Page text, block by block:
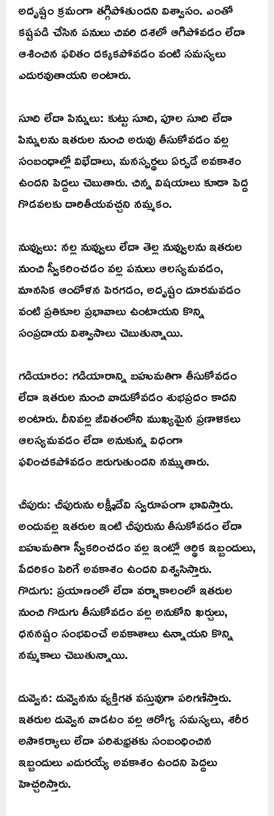
అదృష్టం క్రమంగా తగ్గిపోతుందని విశ్వాసం. ఎంతో
కష్టపడి చేసిన పనులు చివరి దశలో ఆగిపోవడం లేదా
ఆశించిన ఫలితం దక్కకపోవడం వంటి సమస్యలు
ఎదురవుతాయని అంటారు.
సూది లేదా పిన్నులు: కుట్టు సూది, పూల సూది లేదా
పిన్నులను ఇతరుల నుంచి అరువు తీసుకోవడం వల్ల
సంబంధాల్లో విభేదాలు, మనస్పర్థలు ఏర్పడే అవకాశం
ఉందని పెద్దలు చెబుతారు. చిన్న విషయాలు కూడా పెద్ద
గొడవలకు దారితీయవచ్చని నమ్మకం.
నువ్వులు: నల్ల నువ్వులు లేదా తెల్ల నువ్వులను ఇతరుల
నుంచి స్వీకరించడం వల్ల పనులు ఆలస్యమవడం,
మానసిక ఆందోళన పెరగడం, అదృష్టం దూరమవడం
వంటి ప్రతికూల ప్రభావాలు ఉంటాయని కొన్ని
సంప్రదాయ విశ్వాసాలు చెబుతున్నాయి.
గడియారం: గడియారాన్ని బహుమతిగా తీసుకోవడం
లేదా ఇతరుల నుంచి వాడుకోవడం శుభప్రదం కాదని
అంటారు. దీనివల్ల జీవితంలోని ముఖ్యమైన ప్రణాళికలు
ఆలస్యమవడం లేదా అనుకున్న విధంగా
ఫలించకపోవడం జరుగుతుందని నమ్ముతారు.
చీపురు: చీపురును లక్ష్మీదేవి స్వరూపంగా భావిస్తారు.
అందువల్ల ఇతరుల ఇంటి చీపురును తీసుకోవడం లేదా
బహుమతిగా స్వీకరించడం వల్ల ఇంట్లో ఆర్థిక ఇబ్బందులు,
పేదరికం పెరిగే అవకాశం ఉందని విశ్వసిస్తారు.
గొడుగు: ప్రయాణంలో లేదా వర్షాకాలంలో ఇతరుల
నుంచి గొడుగు తీసుకోవడం వల్ల అనుకోని ఖర్చులు,
ధననష్టం సంభవించే అవకాశాలు ఉన్నాయని కొన్ని
నమ్మకాలు చెబుతున్నాయి.
దువ్వెన: దువ్వెనను వ్యక్తిగత వస్తువుగా పరిగణిస్తారు.
ఇతరుల దువ్వెన వాడటం వల్ల ఆరోగ్య సమస్యలు, శరీర
అసౌకర్యాలు లేదా పరిశుభ్రతకు సంబంధించిన
ఇబ్బందులు ఎదురయ్యే అవకాశం ఉందని పెద్దలు
హెచ్చరిస్తారు.